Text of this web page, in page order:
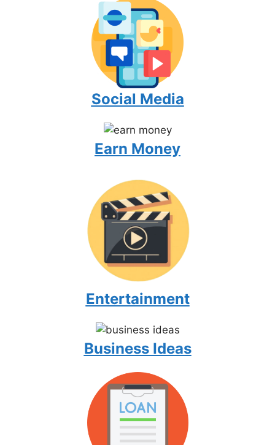
Social Media
Earn Money
Entertainment
Business Ideas